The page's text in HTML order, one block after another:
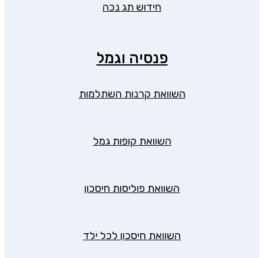
חידוש תג נכה
פנסיה וגמל
השוואת קרנות השתלמות
השוואת קופות גמל
השוואת פוליסות חיסכון
השוואת חיסכון לכל ילד